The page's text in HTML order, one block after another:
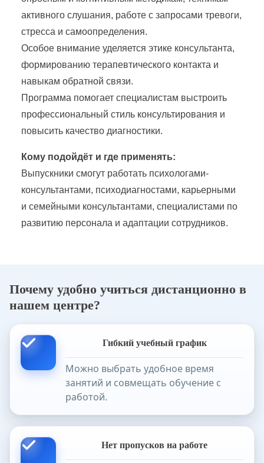
активного слушания, работе с запросами тревоги,
стресса и самоопределения.
Особое внимание уделяется этике консультанта,
формированию терапевтического контакта и
навыкам обратной связи.
Программа помогает специалистам выстроить
профессиональный стиль консультирования и
повысить качество диагностики.
Кому подойдёт и где применять:
Выпускники смогут работать психологами-
консультантами, психодиагностами, карьерными
и семейными консультантами, специалистами по
развитию персонала и адаптации сотрудников.
Почему удобно учиться дистанционно в
нашем центре?
Гибкий учебный график
Можно выбрать удобное время
занятий и совмещать обучение с
работой.
Нет пропусков на работе